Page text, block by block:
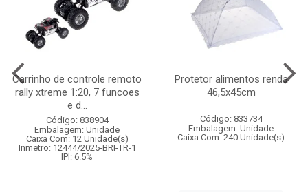
Carrinho de controle remoto
rally xtreme 1:20, 7 funcoes
e d...
Código: 838904
Embalagem: Unidade
Caixa Com: 12 Unidade(s)
Inmetro: 12444/2025-BRI-TR-1
IPI: 6.5%
Protetor alimentos renda
46,5x45cm
Código: 833734
Embalagem: Unidade
Caixa Com: 240 Unidade(s)